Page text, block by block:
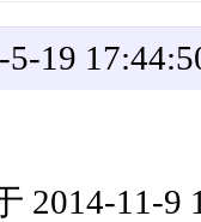
19
2014-11-9